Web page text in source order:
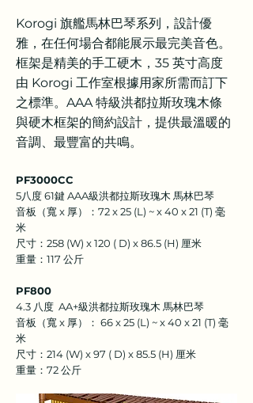
Korogi 旗艦馬林巴琴系列，設計優
雅，在任何場合都能展示最完美音色。
框架是精美的手工硬木，35 英寸高度
由 Korogi 工作室根據用家所需而訂下
之標準。AAA 特級洪都拉斯玫瑰木條
與硬木框架的簡約設計，提供最溫暖的
音調、最豐富的共鳴。
PF3000CC
5八度 61鍵 AAA級洪都拉斯玫瑰木 馬林巴琴
音板（寬 x 厚）：72 x 25 (L) ~ x 40 x 21 (T) 毫
米
尺寸：258 (W) x 120 ( D) x 86.5 (H) 厘米
重量：117 公斤
PF800
4.3 八度 AA+級洪都拉斯玫瑰木 馬林巴琴
音板（寬 x 厚）： 66 x 25 (L) ~ x 40 x 21 (T) 毫
米
尺寸：214 (W) x 97 ( D) x 85.5 (H) 厘米
重量：72 公斤